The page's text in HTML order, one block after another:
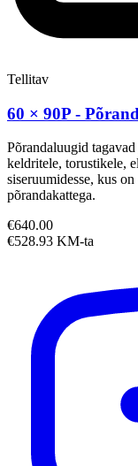
Tellitav
60 × 90P -
Põrandaluugid
keldritele, torustikele,
siseruumidesse, kus
põrandakattega.
€640.00
€528.93 KM-ta